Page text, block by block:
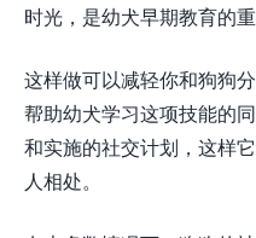
时光，是幼犬早期教育的重
这样做可以减轻你和狗狗
帮助幼犬学习这项技能的
和实施的社交计划，这样
人相处。